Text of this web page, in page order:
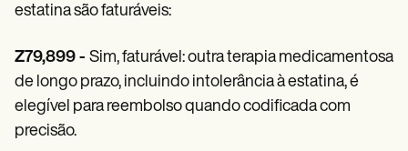
estatina são faturáveis:
Z79,899 - Sim, faturável: outra terapia medicamentosa
de longo prazo, incluindo intolerância à estatina, é
elegível para reembolso quando codificada com
precisão.